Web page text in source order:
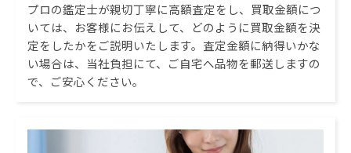
プロの鑑定士が親切丁寧に高額査定をし、買取金額につ
いては、お客様にお伝えして、どのように買取金額を決
定をしたかをご説明いたします。査定金額に納得いかな
い場合は、当社負担にて、ご自宅へ品物を郵送しますの
で、ご安心ください。